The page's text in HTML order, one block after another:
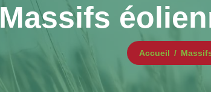
Massifs
Accueil